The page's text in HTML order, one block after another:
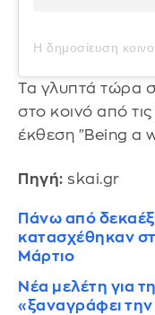
Η δημοσίευση
Τα γλυπτά τώρα
στο κοινό από τις
έκθεση "Being a
Πηγή: skai.gr
Πάνω από
κατασχέθηκαν
Μάρτιο
Νέα μελέτη για
«ξαναγράφει την